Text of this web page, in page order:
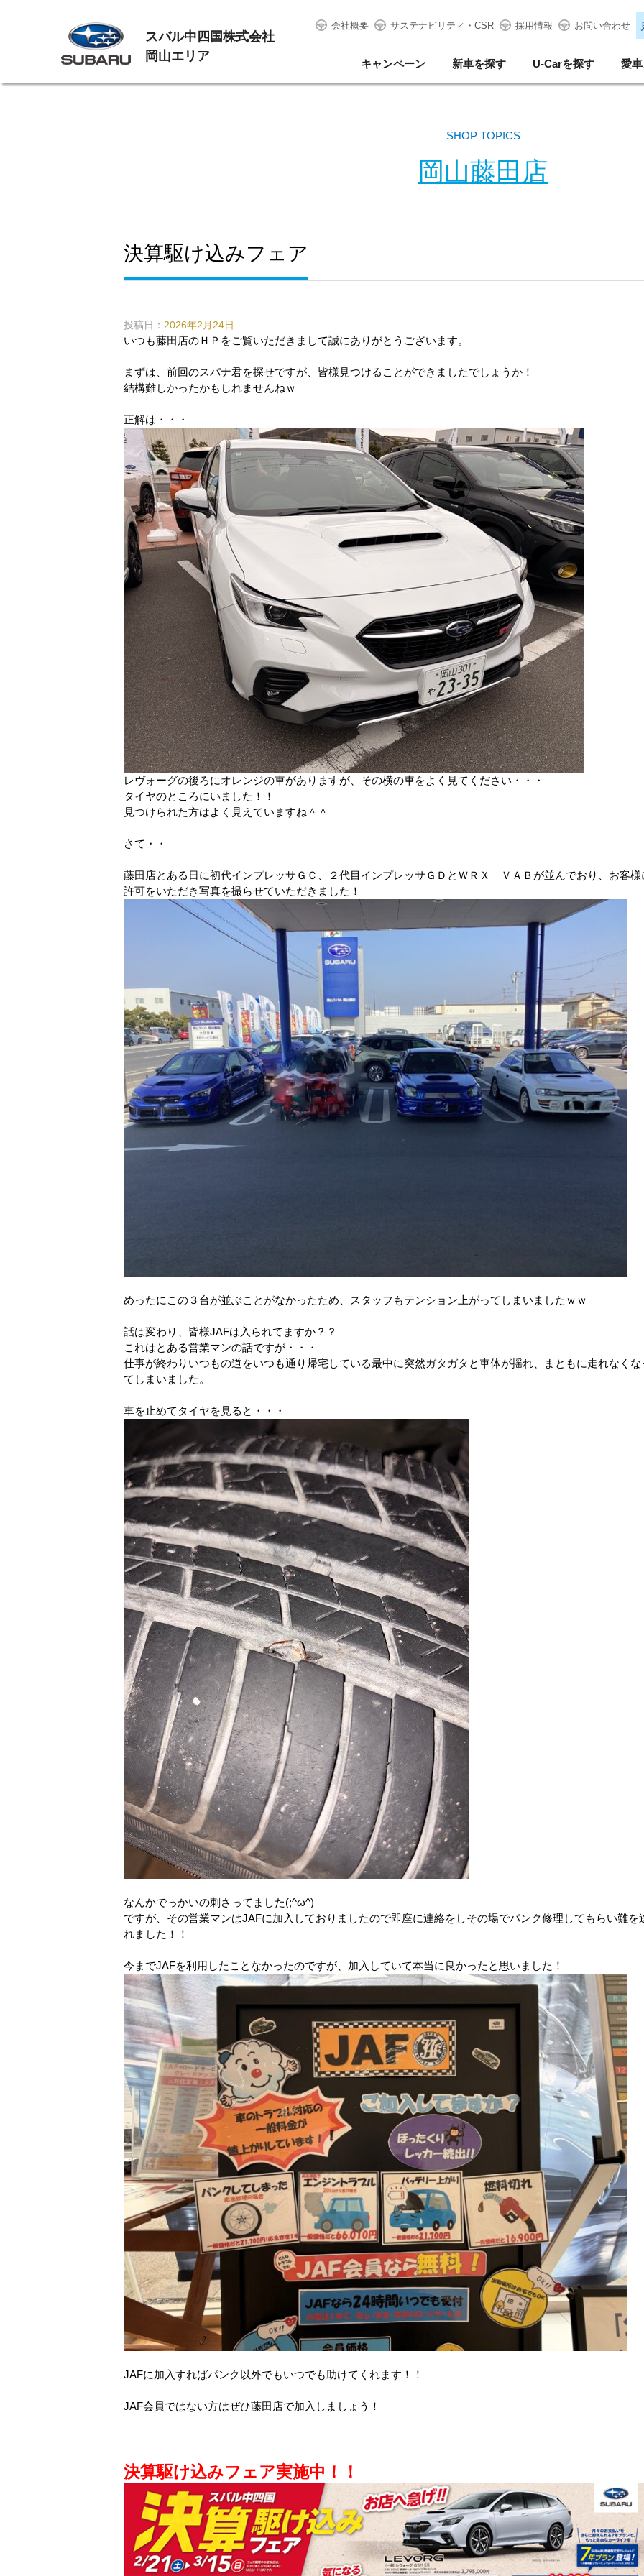
スバル中四国株式会社
岡山エリア
会社概要 サステナビリティ・CSR 採用情報 お問い合わせ
キャンペーン 新車を探す U-Carを探す 愛
SHOP TOPICS
岡山藤田店
決算駆け込みフェア
投稿日： 2026年2月24日
いつも藤田店のＨＰをご覧いただきまして誠にありがとうございます。
まずは、前回のスパナ君を探せですが、皆様見つけることができましたでしょうか！
結構難しかったかもしれませんねｗ
正解は・・・
レヴォーグの後ろにオレンジの車がありますが、その横の車をよく見てください・・・
タイヤのところにいました！！
見つけられた方はよく見えていますね＾＾
さて・・
藤田店とある日に初代インプレッサＧＣ、２代目インプレッサＧＤとＷＲＸ ＶＡＢが並んでおり、お客様
許可をいただき写真を撮らせていただきました！
めったにこの３台が並ぶことがなかったため、スタッフもテンション上がってしまいましたｗｗ
話は変わり、皆様JAFは入られてますか？？
これはとある営業マンの話ですが・・・
仕事が終わりいつもの道をいつも通り帰宅している最中に突然ガタガタと車体が揺れ、まともに走れなくな
てしまいました。
車を止めてタイヤを見ると・・・
なんかでっかいの刺さってました(;^ω^)
ですが、その営業マンはJAFに加入しておりましたので即座に連絡をしその場でパンク修理してもらい難を
れました！！
今までJAFを利用したことなかったのですが、加入していて本当に良かったと思いました！
JAFに加入すればパンク以外でもいつでも助けてくれます！！
JAF会員ではない方はぜひ藤田店で加入しましょう！
決算駆け込みフェア実施中！！